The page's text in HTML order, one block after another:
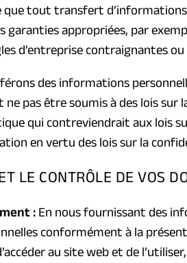
que tout transfert d’informations
garanties appropriées, par
d’entreprise contraignantes
des informations
pas être soumis à des lois sur
qui contreviendrait aux lois
en vertu des lois sur la
LE CONTRÔLE DE VOS
: En nous fournissant des
conformément à la
au site web et de